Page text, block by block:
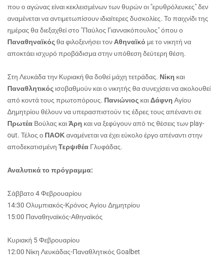
που ο αγώνας είναι κεκλεισμένων των θυρών οι "ερυθρόλευκες" δεν
αναμένεται να αντιμετωπίσουν ιδιαίτερες δυσκολίες. Το παιχνίδι της
ημέρας θα διεξαχθεί στο "Παύλος Γιαννακόπουλος" όπου ο
Παναθηναϊκόςθα φιλοξενήσει τονΑθηναϊκό με το νικητή να
αποκτάει ισχυρό προβάδισμα στην υπόθεση δεύτερη θέση.
Στη Λευκάδα την Κυριακή θα δοθεί μάχη τετράδας. Νίκη και
Παναθλητικός ισοβαθμούν και ο νικητής θα συνεχίσει να ακολουθεί
από κοντά τους πρωτοπόρους. Πανιώνιος καιΔάφνη Αγίου
Δημητρίου θέλουν να υπερασπιστούν τις έδρες τους απέναντι σε
Πρωτέα Βούλας καιΆρη και να ξεφύγουν από τις θέσεις των play-
out. Τέλος ο ΠΑΟΚαναμένεται να έχει εύκολο έργο απέναντι στην
αποδεκατισμένη Τερψιθέα Γλυφάδας.
Αναλυτικά το πρόγραμμα:
Σάββατο 4 Φεβρουαρίου
14:30 Ολυμπιακός-Κρόνος Αγίου Δημητρίου
15:00 Παναθηναϊκός-Αθηναϊκός
Κυριακή 5 Φεβρουαρίου
12:00 Νίκη Λευκάδας-Παναθλητικός Goalbet